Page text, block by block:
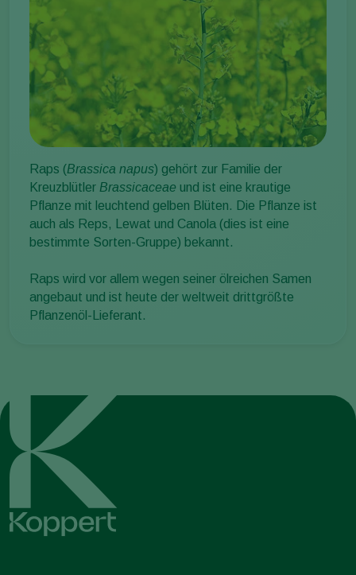
Raps (Brassica napus) gehört zur Familie der
Kreuzblütler Brassicaceae und ist eine krautige
Pflanze mit leuchtend gelben Blüten. Die Pflanze ist
auch als Reps, Lewat und Canola (dies ist eine
bestimmte Sorten-Gruppe) bekannt.
Raps wird vor allem wegen seiner ölreichen Samen
angebaut und ist heute der weltweit drittgrößte
Pflanzenöl-Lieferant.